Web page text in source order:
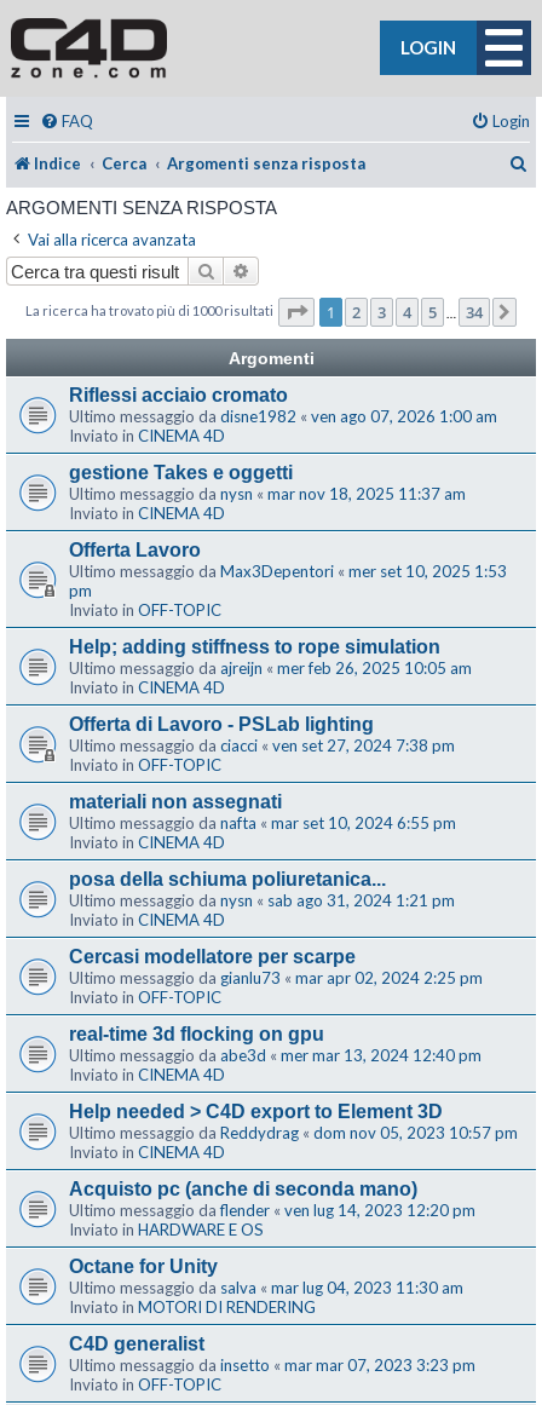
LOGIN
FAQ Login
Indice Cerca Argomenti senza risposta
ARGOMENTI SENZA RISPOSTA
Vai alla ricerca avanzata
Cerca
La ricerca ha trovato più di 1000 risultati Pagina di 34
1 2 3 4 5 34
Argomenti
Riflessi acciaio cromato
Ultimo messaggio da disne1982 « ven ago 07, 2026 1:00 am
Inviato in CINEMA 4D
gestione Takes e oggetti
Ultimo messaggio da nysn « mar nov 18, 2025 11:37 am
Inviato in CINEMA 4D
Offerta Lavoro
Ultimo messaggio da Max3Depentori « mer set 10, 2025 1:53
pm
Inviato in OFF-TOPIC
Help; adding stiffness to rope simulation
Ultimo messaggio da ajreijn « mer feb 26, 2025 10:05 am
Inviato in CINEMA 4D
Offerta di Lavoro - PSLab lighting
Ultimo messaggio da ciacci « ven set 27, 2024 7:38 pm
Inviato in OFF-TOPIC
materiali non assegnati
Ultimo messaggio da nafta « mar set 10, 2024 6:55 pm
Inviato in CINEMA 4D
posa della schiuma poliuretanica...
Ultimo messaggio da nysn « sab ago 31, 2024 1:21 pm
Inviato in CINEMA 4D
Cercasi modellatore per scarpe
Ultimo messaggio da gianlu73 « mar apr 02, 2024 2:25 pm
Inviato in OFF-TOPIC
real-time 3d flocking on gpu
Ultimo messaggio da abe3d « mer mar 13, 2024 12:40 pm
Inviato in CINEMA 4D
Help needed > C4D export to Element 3D
Ultimo messaggio da Reddydrag « dom nov 05, 2023 10:57 pm
Inviato in CINEMA 4D
Acquisto pc (anche di seconda mano)
Ultimo messaggio daflender « ven lug 14, 2023 12:20 pm
Inviato in HARDWARE E OS
Octane for Unity
Ultimo messaggio da salva « mar lug 04, 2023 11:30 am
Inviato in MOTORI DI RENDERING
C4D generalist
Ultimo messaggio da insetto « mar mar 07, 2023 3:23 pm
Inviato in OFF-TOPIC